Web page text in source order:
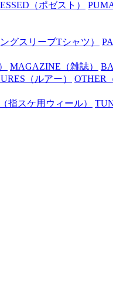
（ポゼスト）
グスリーブTシャツ）
MAGAZINE （雑誌）
（ルアー） OTHER
指スケ用ウィール）